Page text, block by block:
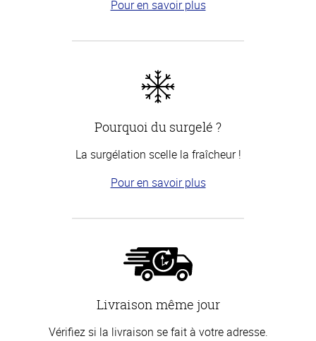
Pour en savoir plus
Pourquoi du surgelé ?
La surgélation scelle la fraîcheur !
Pour en savoir plus
Livraison même jour
Vérifiez si la livraison se fait à votre adresse.